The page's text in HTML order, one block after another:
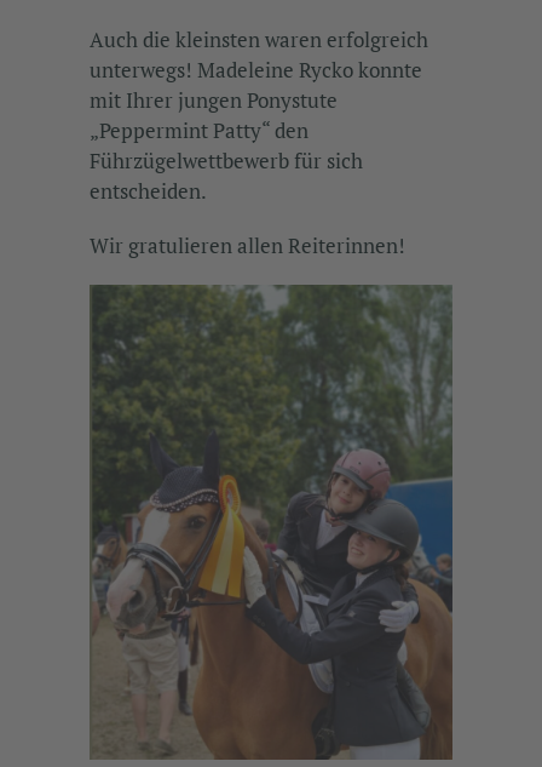
Auch die kleinsten waren erfolgreich
unterwegs! Madeleine Rycko konnte
mit Ihrer jungen Ponystute
„Peppermint Patty“ den
Führzügelwettbewerb für sich
entscheiden.
Wir gratulieren allen Reiterinnen!